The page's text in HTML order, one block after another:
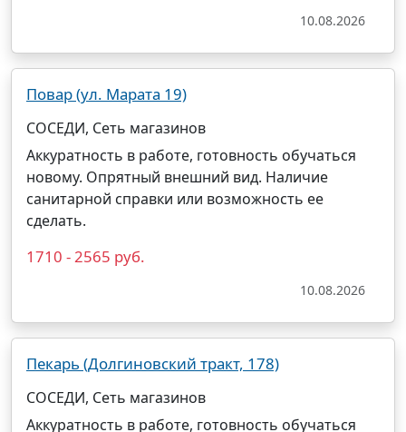
10.08.2026
Повар (ул. Марата 19)
СОСЕДИ, Сеть магазинов
Аккуратность в работе, готовность обучаться
новому. Опрятный внешний вид. Наличие
санитарной справки или возможность ее
сделать.
1710 - 2565 руб.
10.08.2026
Пекарь (Долгиновский тракт, 178)
СОСЕДИ, Сеть магазинов
Аккуратность в работе, готовность обучаться